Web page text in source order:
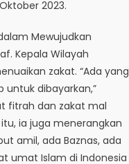
2023.
Mewujudkan
Kepala Wilayah
zakat. “Ada yang
dibayarkan,”
fitrah dan zakat mal
ia juga menerangkan
amil, ada Baznas, ada
umat Islam di Indonesia